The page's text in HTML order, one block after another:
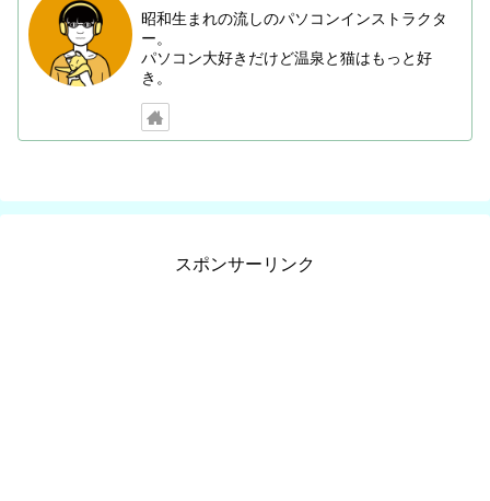
昭和生まれの流しのパソコンインストラクタ
ー。
パソコン大好きだけど温泉と猫はもっと好
き。
スポンサーリンク